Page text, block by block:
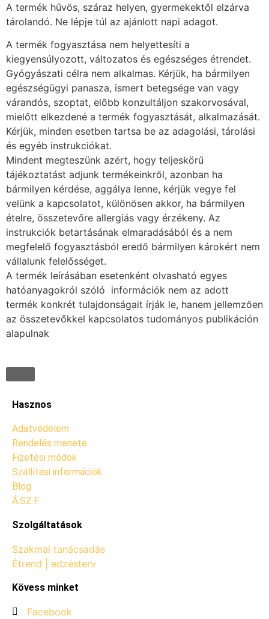
A termék hűvös, száraz helyen, gyermekektől elzárva
tárolandó. Ne lépje túl az ajánlott napi adagot.
A termék fogyasztása nem helyettesíti a
kiegyensúlyozott, változatos és egészséges étrendet.
Gyógyászati célra nem alkalmas. Kérjük, ha bármilyen
egészségügyi panasza, ismert betegsége van vagy
várandós, szoptat, előbb konzultáljon szakorvosával,
mielőtt elkezdené a termék fogyasztását, alkalmazását.
Kérjük, minden esetben tartsa be az adagolási, tárolási
és egyéb instrukciókat.
Mindent megteszünk azért, hogy teljeskörű
tájékoztatást adjunk termékeinkről, azonban ha
bármilyen kérdése, aggálya lenne, kérjük vegye fel
velünk a kapcsolatot, különösen akkor, ha bármilyen
ételre, összetevőre allergiás vagy érzékeny. Az
instrukciók betartásának elmaradásából és a nem
megfelelő fogyasztásból eredő bármilyen károkért nem
vállalunk felelősséget.
A termék leírásában esetenként olvasható egyes
hatóanyagokról szóló információk nem az adott
termék konkrét tulajdonságait írják le, hanem jellemzően
az összetevőkkel kapcsolatos tudományos publikáción
alapulnak
Hasznos
Adatvédelem
Rendelés menete
Fizetési módok
Szállítási információk
Blog
Á.SZ.F.
Szolgáltatások
Szakmai tanácsadás
Étrend | edzésterv
Kövess minket
Facebook